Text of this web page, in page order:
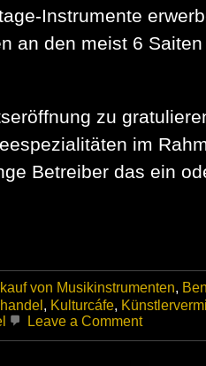
Instrumente
an den meist 6
zu
im
Betreiber das ein
von Musikinstrumenten,
, Kulturcáfe,
Leave a Commenton